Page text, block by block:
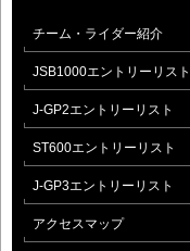
チーム・ライダー紹介
JSB1000エントリーリスト
J-GP2エントリーリスト
ST600エントリーリスト
J-GP3エントリーリスト
アクセスマップ